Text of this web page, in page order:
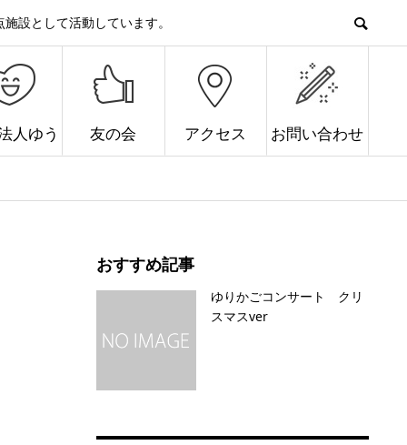
設として活動しています。
人ゆう 友の会 アクセス お問い合わせ
おすすめ記事
ゆりかごコンサート クリ
スマスver